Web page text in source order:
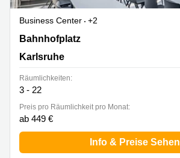
Business Center
+2
Bahnhofplatz 12, Karlsruhe
Bahnhofplatz
Karlsruhe
Räumlichkeiten:
3 - 22
Preis pro Räumlichkeit pro Monat:
ab 449 €
Info & Preise Sehen